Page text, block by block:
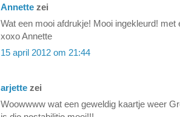
Annette zei
Wat een mooi afdrukje! Mooi ingekleurd! met
xoxo Annette
15 april 2012 om 21:44
arjette zei
Woowwww wat een geweldig kaartje weer